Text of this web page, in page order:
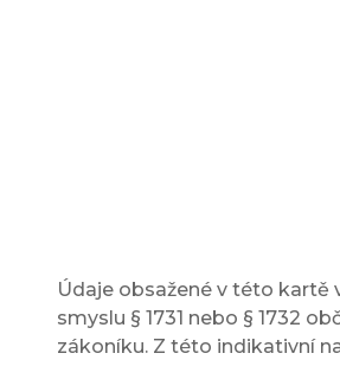
Údaje obsažené v této
smyslu § 1731 nebo § 1732
zákoníku. Z této indikativní